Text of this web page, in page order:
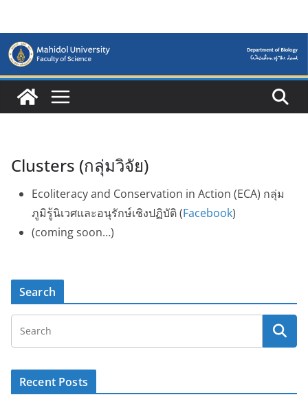
content
Clusters (กลุ่มวิจัย)
Ecoliteracy and Conservation in Action (ECA) กลุ่ม
ภูมิรู้นิเวศและอนุรักษ์เชิงปฏิบัติ (Facebook)
(coming soon…)
Search
Recent Posts